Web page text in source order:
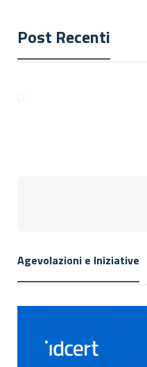
Post Recenti
Agevolazioni e Iniziative